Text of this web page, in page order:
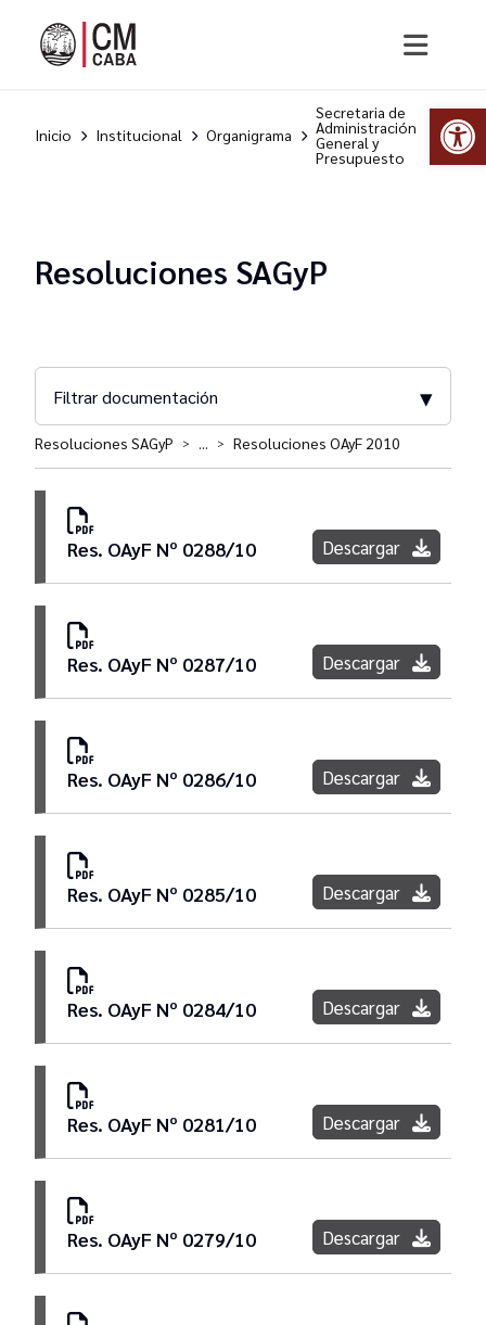
Inicio Institucional Organigrama
Secretaria de
Administración
General y
Presupuesto
Resoluciones SAGyP
Filtrar documentación ▾
Resoluciones SAGyP
Resoluciones SAGyP > > Resoluciones OAyF 2010
Res. OAyF Nº 0288/10 Descargar
Res. OAyF Nº 0287/10 Descargar
Res. OAyF Nº 0286/10 Descargar
Res. OAyF Nº 0285/10 Descargar
Res. OAyF Nº 0284/10 Descargar
Res. OAyF Nº 0281/10 Descargar
Res. OAyF Nº 0279/10 Descargar